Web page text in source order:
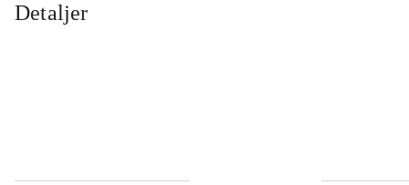
Detaljer